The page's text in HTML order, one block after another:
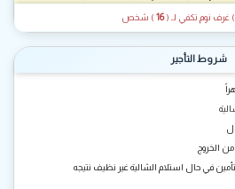
) غرف نوم تكفي لـ (
16 ) شخص
شروط التأجير
الخروج
في حال استلام الشالية غير نظيف نتيجه